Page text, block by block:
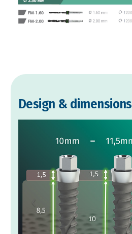
Design & dimensions